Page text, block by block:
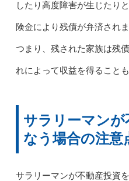
したり高度障害が生じたり
険金により残債が弁済されま
つまり、残された家族は残
れによって収益を得ること
サラリーマンが
なう場合の注意
サラリーマンが不動産投資